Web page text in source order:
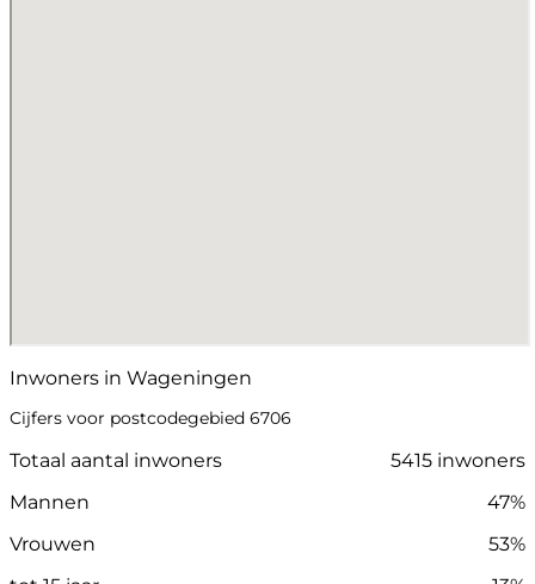
Inwoners in Wageningen
Cijfers voor postcodegebied 6706
Totaal aantal inwoners
5415 inwoners
Mannen
47%
Vrouwen
53%